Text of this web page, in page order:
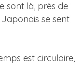
sont là, près de
se sent
est circulaire,